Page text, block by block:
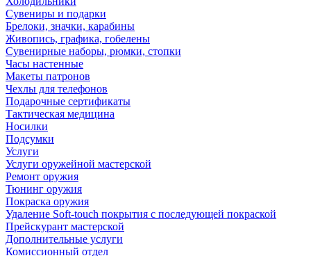
Сувениры и подарки
Брелоки, значки, карабины
Живопись, графика, гобелены
Сувенирные наборы, рюмки, стопки
Часы настенные
Макеты патронов
Чехлы для телефонов
Подарочные сертификаты
Тактическая медицина
Носилки
Подсумки
Услуги
Услуги оружейной мастерской
Ремонт оружия
Тюнинг оружия
Покраска оружия
Удаление Soft-touch покрытия с последующей покраской
Прейскурант мастерской
Дополнительные услуги
Комиссионный отдел